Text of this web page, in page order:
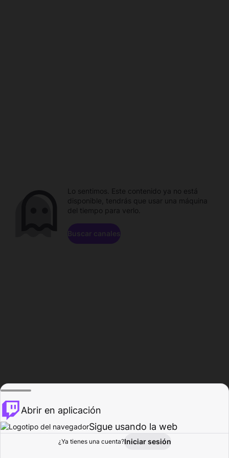
Explorar Actividad
Lo sentimos. Este contenido ya no está
disponible, tendrás que usar una máquina
del tiempo para verlo.
Buscar canales
Abrir en aplicación
Sigue usando la web
¿Ya tienes una cuenta?Iniciar sesión